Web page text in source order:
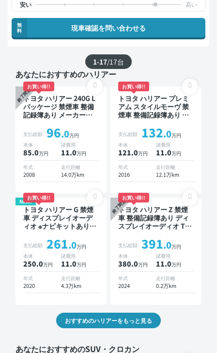
無
料
現車確認を問い合わせる
1-17/17台
あなたにおすすめのハリアー
終了間近
お買い得!!
トヨタ ハリアー 240G L
パッケージ 禁煙車 整備
記録簿あり メーカーオ
レスキー ETC サンルー
フ バックモニター ドラ
イブレコーダー
支払総額 96.0万円
本体
85.0万円
諸費用
11.0万円
年式
2008
走行距離
14.0万km
お買い得!!
トヨタ ハリアー プレミ
アム スタイルモーヴ 禁
煙車 整備記録簿あり 社
ズ スマートキー ETC バ
ックモニター 衝突軽減
支払総額 132.0万円
本体
121.0万円
諸費用
11.0万円
年式
2016
走行距離
12.1万km
NEW!
お買い得!!
トヨタ ハリアー G 禁煙
車 ディスプレイオーデ
ィオ ※ナビキットあり
ートキー 電動バックド
ア ドライブレコーダー
衝突軽減
支払総額 261.0万円
本体
250.0万円
諸費用
11.0万円
年式
2020
走行距離
4.3万km
終了間近
お買い得!!
トヨタ ハリアー Z 禁煙
車 整備記録簿あり ディ
スプレイオーディオ TV
オートクルーズ スマー
トキー 電動バックドア
バックモニター ドライ
ブレコーダー フルエア
ロ 衝突軽減
支払総額 391.0万円
本体
380.0万円
諸費用
11.0万円
年式
2024
走行距離
0.2万km
おすすめのハリアーをもっと見る
あなたにおすすめのSUV・クロカン